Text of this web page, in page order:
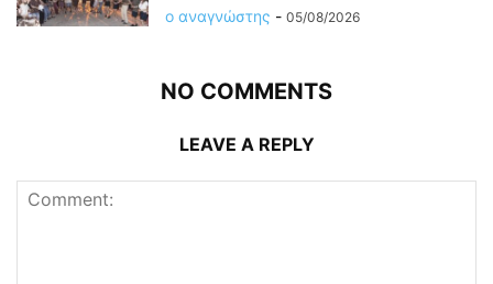
ο αναγνώστης - 05/08/2026
NO COMMENTS
LEAVE A REPLY